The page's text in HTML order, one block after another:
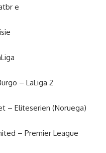
e
– LaLiga 2
– Eliteserien (Noruega)
– Premier League